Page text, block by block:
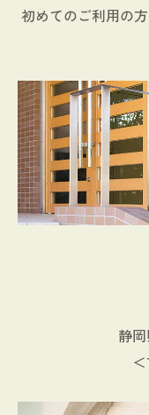
初めてのご利用の
静